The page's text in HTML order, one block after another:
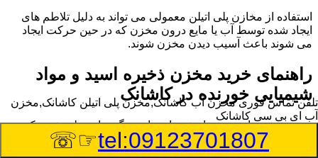
استفاده از مخازن پلی اتیلن معمولی می تواند به دلیل تلاطم های
ایجاد شده توسط آب یا مایع درون مخزن که در حین حرکت ایجاد
می شوند باعث آسیب دیدن مخزن شوند.
راهنمای خرید مخزن ذخیره اسید و مواد
شیمیایی خورنده در کاشانک
مخزن ذخیره اسید و مواد شیمیایی باید به گونه ای تولید شوند که
بتوانند در برابر چگالی نسبتا بالا و خورندگی انواع اسیدها مقاومت
کافی داشته باشند.به همین دلیل نمی توان در هر مخزنی اسید و مواد
تلفن تماس فوریمخزن آب کاشانک,مخزن پلی اتیلن کاشانک,مخزن
آب ای بی سی کاشانک
tel:09123701807
☞☏